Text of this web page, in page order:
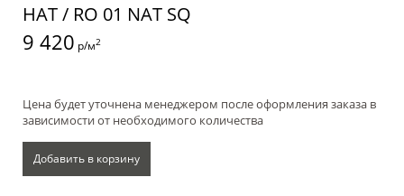
НАТ / RO 01 NAT SQ
9 420 р/м2
Цена будет уточнена менеджером после оформления заказа в
зависимости от необходимого количества
Добавить в корзину